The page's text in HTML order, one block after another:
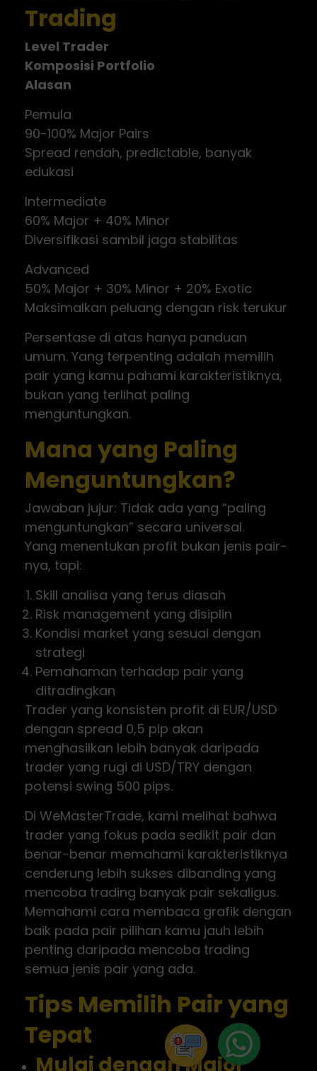
Trading
Level Trader
Komposisi Portfolio
Alasan
Pemula
90-100% Major Pairs
Spread rendah, predictable, banyak
edukasi
Intermediate
60% Major + 40% Minor
Diversifikasi sambil jaga stabilitas
Advanced
50% Major + 30% Minor + 20% Exotic
Maksimalkan peluang dengan risk terukur
Persentase di atas hanya panduan
umum. Yang terpenting adalah memilih
pair yang kamu pahami karakteristiknya,
bukan yang terlihat paling
menguntungkan.
Mana yang Paling
Menguntungkan?
Jawaban jujur: Tidak ada yang “paling
menguntungkan” secara universal.
Yang menentukan profit bukan jenis pair-
nya, tapi:
Skill analisa yang terus diasah
Risk management yang disiplin
Kondisi market yang sesuai dengan
strategi
Pemahaman terhadap pair yang
ditradingkan
Trader yang konsisten profit di EUR/USD
dengan spread 0,5 pip akan
menghasilkan lebih banyak daripada
trader yang rugi di USD/TRY dengan
potensi swing 500 pips.
Di WeMasterTrade, kami melihat bahwa
trader yang fokus pada sedikit pair dan
benar-benar memahami karakteristiknya
cenderung lebih sukses dibanding yang
mencoba trading banyak pair sekaligus.
Memahami cara membaca grafik dengan
baik pada pair pilihan kamu jauh lebih
penting daripada mencoba trading
semua jenis pair yang ada.
Tips Memilih Pair yang
Tepat
Mulai dengan Major